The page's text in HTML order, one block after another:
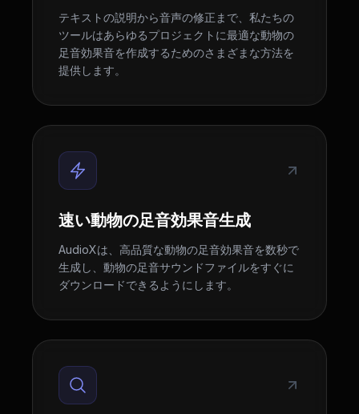
テキストの説明から音声の修正まで、私たちの
ツールはあらゆるプロジェクトに最適な動物の
足音効果音を作成するためのさまざまな方法を
提供します。
速い動物の足音効果音生成
AudioXは、高品質な動物の足音効果音を数秒で
生成し、動物の足音サウンドファイルをすぐに
ダウンロードできるようにします。